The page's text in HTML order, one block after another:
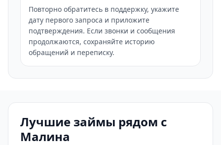
Повторно обратитесь в поддержку, укажите
дату первого запроса и приложите
подтверждения. Если звонки и сообщения
продолжаются, сохраняйте историю
обращений и переписку.
Лучшие займы рядом с
Малина